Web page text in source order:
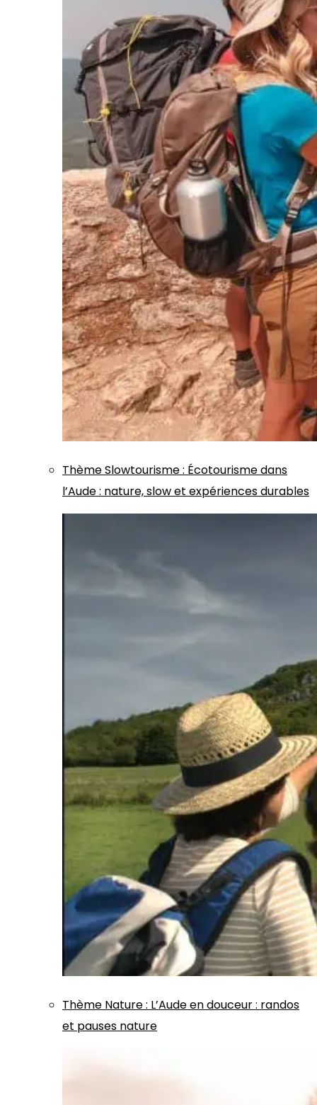
ThèmeSlowtourisme: Écotourisme dans
l’Aude : nature, slow et expériences durables
Thème Nature: L’Aude en douceur : randos
et pauses nature